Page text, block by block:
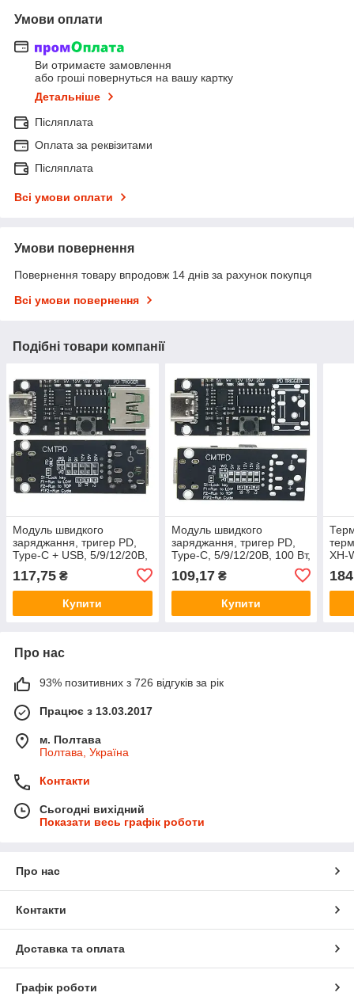
Умови оплати
Ви отримаєте замовлення
або гроші повернуться на вашу картку
Детальніше
Післяплата
Оплата за реквізитами
Післяплата
Всі умови оплати
Умови повернення
Повернення товару впродовж 14 днів за рахунок покупця
Всі умови повернення
Подібні товари компанії
Модуль швидкого
заряджання, тригер PD,
Type-C + USB, 5/9/12/20В,
100 Вт, 5 А, PD3.0, PD2.0,
QC, FCP, AFC
117,75 ₴
Купити
Модуль швидкого
заряджання, тригер PD,
Type-C, 5/9/12/20В, 100 Вт,
FCP, AFC
109,17₴
Купити
XH-
Про нас
93% позитивних з 726 відгуків за рік
Працює з 13.03.2017
м. Полтава
Полтава, Україна
Контакти
Сьогодні вихідний
Показати весь графік роботи
Про нас
Контакти
Доставка та оплата
Графік роботи